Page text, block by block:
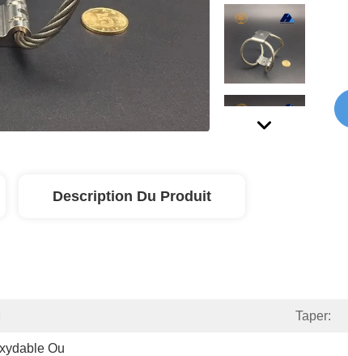
Description Du Produit
Taper:
Ou